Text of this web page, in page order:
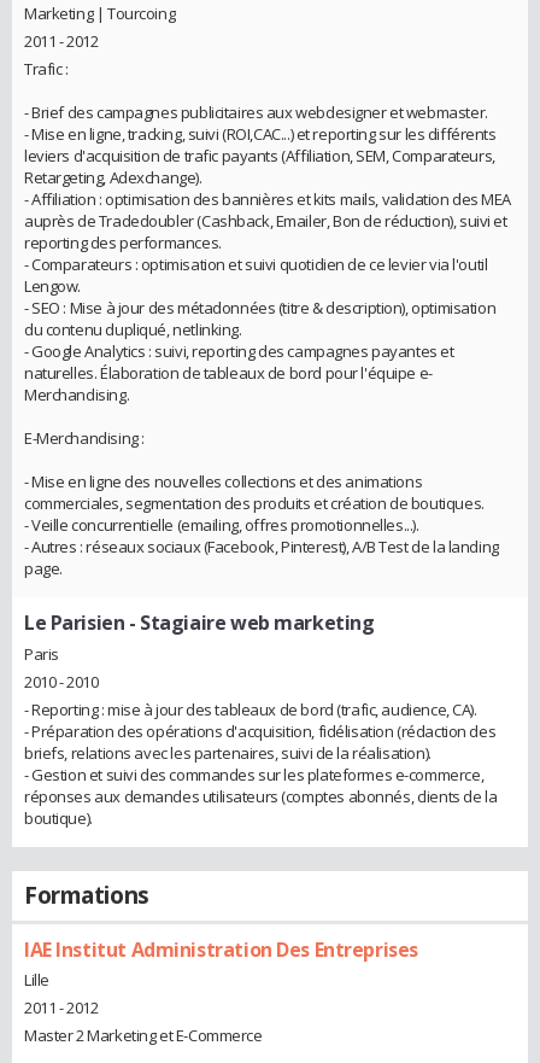
Marketing | Tourcoing
2011 - 2012
Trafic :
- Brief des campagnes publicitaires aux webdesigner et webmaster.
- Mise en ligne, tracking, suivi (ROI,CAC...) et reporting sur les différents
leviers d'acquisition de trafic payants (Affiliation, SEM, Comparateurs,
Retargeting, Adexchange).
- Affiliation : optimisation des bannières et kits mails, validation des MEA
auprès de Tradedoubler (Cashback, Emailer, Bon de réduction), suivi et
reporting des performances.
- Comparateurs : optimisation et suivi quotidien de ce levier via l'outil
Lengow.
- SEO : Mise à jour des métadonnées (titre & description), optimisation
du contenu dupliqué, netlinking.
- Google Analytics : suivi, reporting des campagnes payantes et
naturelles. Élaboration de tableaux de bord pour l'équipe e-
Merchandising.
E-Merchandising :
- Mise en ligne des nouvelles collections et des animations
commerciales, segmentation des produits et création de boutiques.
- Veille concurrentielle (emailing, offres promotionnelles...).
- Autres : réseaux sociaux (Facebook, Pinterest), A/B Test de la landing
page.
Le Parisien - Stagiaire web marketing
Paris
2010 - 2010
- Reporting : mise à jour des tableaux de bord (trafic, audience, CA).
- Préparation des opérations d'acquisition, fidélisation (rédaction des
briefs, relations avec les partenaires, suivi de la réalisation).
- Gestion et suivi des commandes sur les plateformes e-commerce,
réponses aux demandes utilisateurs (comptes abonnés, clients de la
boutique).
Formations
IAE Institut Administration Des Entreprises
Lille
2011 - 2012
Master 2 Marketing et E-Commerce